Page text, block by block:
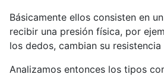
Básicamente ellos consisten en
recibir una presión física, por
los dedos, cambian su
Analizamos entonces los tipos